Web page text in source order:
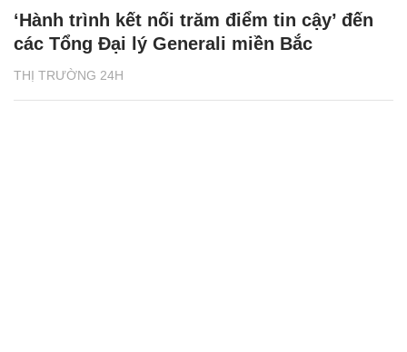
THỊ TRƯỜNG 24H
‘Hành trình kết nối trăm điểm tin cậy’ đến
các Tổng Đại lý Generali miền Bắc